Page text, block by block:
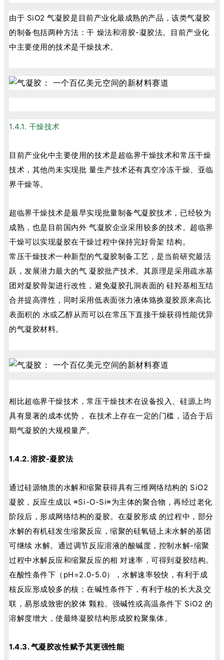
由于 SiO2 气凝胶是目前产业化最成熟的产品，该类气凝胶
的制备包括两种方法：干 燥法和溶胶-凝胶法。目前产业化
中主要使用的技术是干燥技术。
1.4.1. 干燥技术
目前产业化中主要使用的技术是超临界干燥技术和常压干燥
技术，其他尚未实现批 量生产技术还有真空冷冻干燥、亚临
界干燥等。
超临界干燥技术是最早实现批量制备气凝胶技术，已经较为
成熟，也是目前国内外 气凝胶企业采用较多的技术。超临界
干燥可以实现凝胶在干燥过程中保持完好骨架 结构。
常压干燥技术一种新型的气凝胶制备工艺，是当前研究最活
跃，发展潜力最大的气 凝胶批产技术。其原理是采用疏水基
团对凝胶骨架进行改性，避免凝胶孔洞表面的 硅羟基相互结
合并提高弹性，同时采用低表面张力液体臵换凝胶原来高比
表面积的 水或乙醇从而可以在常压下直接干燥获得性能优异
的气凝胶材料。
相比超临界干燥技术，常压干燥技术在设备投入、硅源上均
具有显著的成本优势， 在技术上存在一定的门槛，适合于后
期气凝胶的大规模量产。
1.4.2. 溶胶-凝胶法
通过硅源物质的水解和缩聚获得具有三维网络结构的 SiO2
凝胶，反应生成以 ≡Si-O-Si≡为主体的聚合物，再经过老化
阶段后，形成网络结构的凝胶。在凝胶形成 的过程中，部分
水解的有机硅发生缩聚反应，缩聚的硅氧链上未水解的基团
可继续 水解。通过调节反应溶液的酸碱度，控制水解-缩聚
过程中水解反应和缩聚反应的相 对速率，可得到凝胶结构。
在酸性条件下（pH=2.0-5.0），水解速率较快，有利于成
核反应形成较多的核；在碱性条件下，有利于核的长大及交
联，易形成致密的胶体 颗粒。强碱性或高温条件下 SiO2 的
溶解度增大，使最终凝胶结构形成胶粒聚集体。
1.4.3. 气凝胶改性赋予其更强性能